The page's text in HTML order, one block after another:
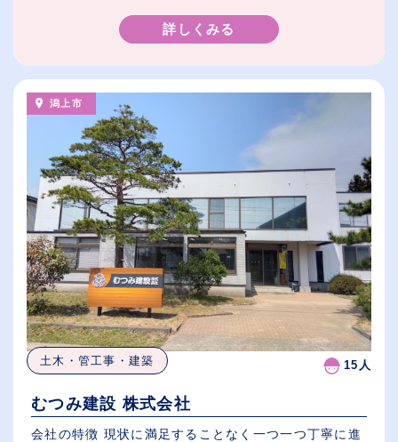
詳しくみる
潟上市
土木・管工事・建築 15人
むつみ建設 株式会社
会社の特徴 現状に満足することなく一つ一つ丁寧に進